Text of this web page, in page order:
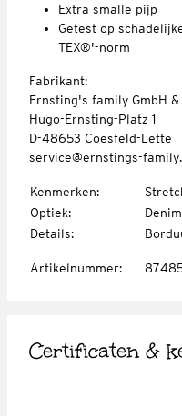
Extra smalle pijp
Getest op
TEX®'-norm
Fabrikant:
Ernsting's family GmbH &
Hugo-Ernsting-Platz 1
D-48653 Coesfeld-Lette
service@ernstings-
Kenmerken:
Optiek:
Details:
Artikelnummer:
Certificaten &